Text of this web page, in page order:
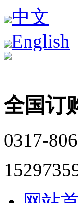
中文
English
全国订
0317-